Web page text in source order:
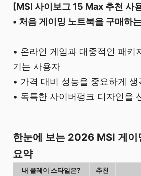
[MSI 사이보그 15 Max 추천 사
• 처음 게이밍 노트북을 구매하
• 온라인 게임과 대중적인 패키
기는 사용자
• 가격 대비 성능을 중요하게
• 독특한 사이버펑크 디자인을
한눈에 보는 2026 MSI 게이
요약
내 플레이 스타일은?
추천